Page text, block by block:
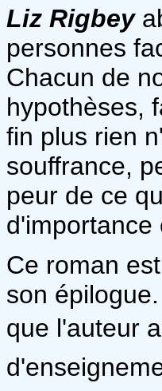
Liz Rigbey
personnes
Chacun de
hypothèses,
fin plus rien
souffrance,
peur de ce
d'importance
Ce roman
son
que l'auteur